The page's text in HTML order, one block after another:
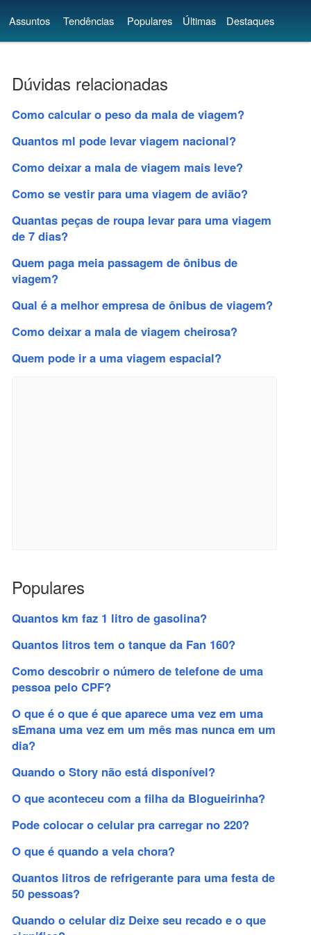
Assuntos Tendências Populares Últimas Destaques
Dúvidas relacionadas
Como calcular o peso da mala de viagem?
Quantos ml pode levar viagem nacional?
Como deixar a mala de viagem mais leve?
Como se vestir para uma viagem de avião?
Quantas peças de roupa levar para uma viagem
de 7 dias?
Quem paga meia passagem de ônibus de
viagem?
Qual é a melhor empresa de ônibus de viagem?
Como deixar a mala de viagem cheirosa?
Quem pode ir a uma viagem espacial?
Populares
Quantos km faz 1 litro de gasolina?
Quantos litros tem o tanque da Fan 160?
Como descobrir o número de telefone de uma
pessoa pelo CPF?
O que é o que é que aparece uma vez em uma
sEmana uma vez em um mês mas nunca em um
dia?
Quando o Story não está disponível?
O que aconteceu com a filha da Blogueirinha?
Pode colocar o celular pra carregar no 220?
O que é quando a vela chora?
Quantos litros de refrigerante para uma festa de
50 pessoas?
Quando o celular diz Deixe seu recado e o que